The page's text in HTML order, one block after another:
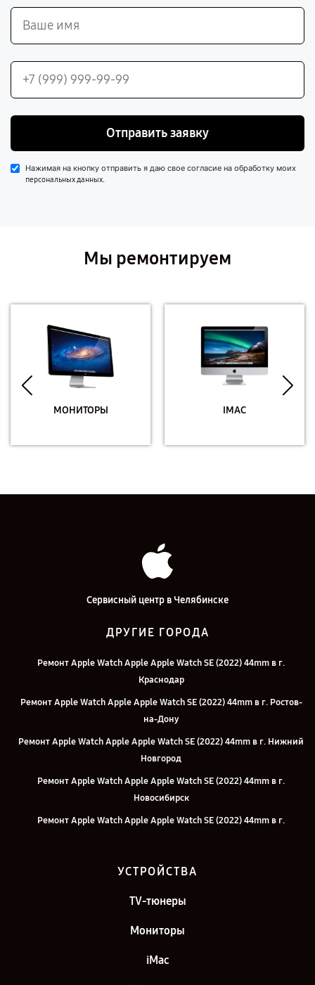
Отправить заявку
Нажимая на кнопку отправить я даю свое согласие на обработку моих
персональных данных.
Мы ремонтируем
МОНИТОРЫ IMAC
Сервисный центр в Челябинске
ДРУГИЕ ГОРОДА
Ремонт Apple Watch Apple Apple Watch SE (2022) 44mm в г.
Краснодар
Ремонт Apple Watch Apple Apple Watch SE (2022) 44mm в г. Ростов-
на-Дону
Ремонт Apple Watch Apple Apple Watch SE (2022) 44mm в г. Нижний
Новгород
Ремонт Apple Watch Apple Apple Watch SE (2022) 44mm в г.
Новосибирск
Ремонт Apple Watch Apple Apple Watch SE (2022) 44mm в г.
Ремонт Apple Watch Apple Apple Watch SE (2022) 44mm в г. Санкт-
УСТРОЙСТВА
TV-тюнеры
Мониторы
iMac